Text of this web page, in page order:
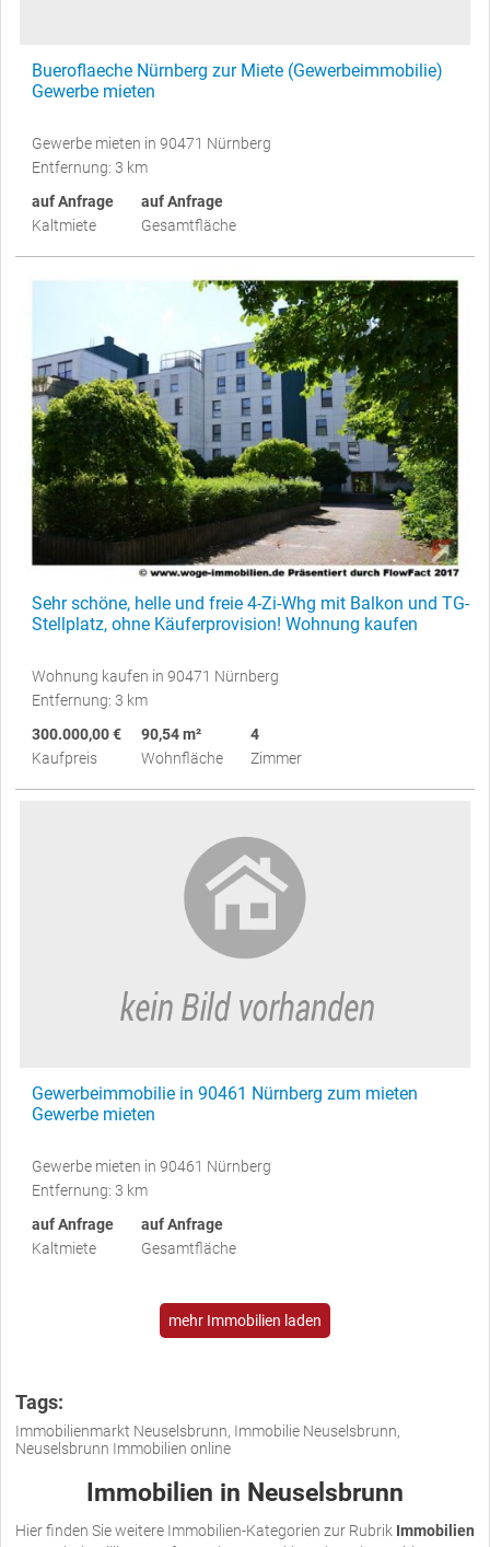
Bueroflaeche Nürnberg zur Miete (Gewerbeimmobilie)
Gewerbe mieten
Gewerbe mieten in 90471 Nürnberg
Entfernung: 3 km
auf Anfrage
Kaltmiete
auf Anfrage
Gesamtfläche
Sehr schöne, helle und freie 4-Zi-Whg mit Balkon und TG-
Stellplatz, ohne Käuferprovision! Wohnung kaufen
Wohnung kaufen in 90471 Nürnberg
Entfernung: 3 km
300.000,00 €
Kaufpreis
90,54 m²
Wohnfläche
4
Zimmer
Gewerbeimmobilie in 90461 Nürnberg zum mieten
Gewerbe mieten
Gewerbe mieten in 90461 Nürnberg
Entfernung: 3 km
auf Anfrage
Kaltmiete
auf Anfrage
Gesamtfläche
mehr Immobilien laden
Tags:
Immobilienmarkt Neuselsbrunn, Immobilie Neuselsbrunn,
Neuselsbrunn Immobilien online
Immobilien in Neuselsbrunn
Hier finden Sie weitere Immobilien-Kategorien zur Rubrik Immobilien